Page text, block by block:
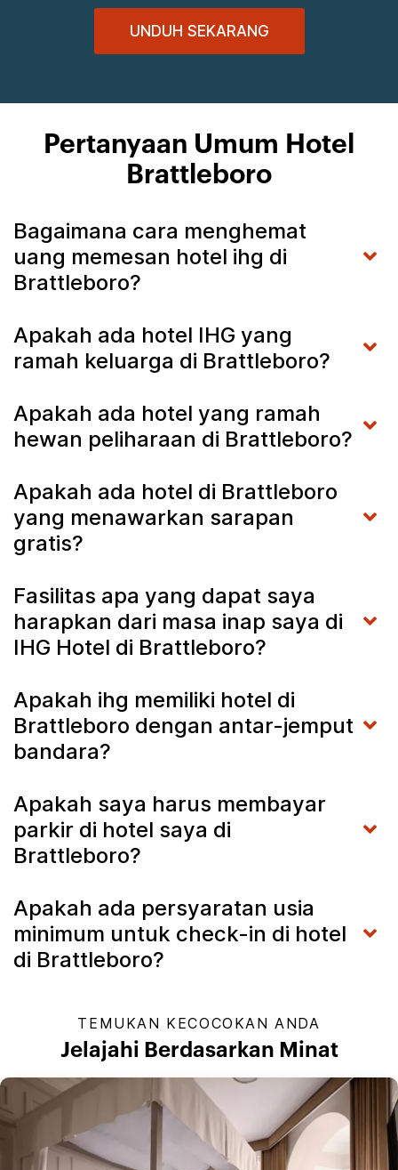
UNDUH SEKARANG
Pertanyaan Umum Hotel
Brattleboro
Bagaimana cara menghemat
uang memesan hotel ihg di
Brattleboro?
Apakah ada hotel IHG yang
ramah keluarga di Brattleboro?
Apakah ada hotel yang ramah
hewan peliharaan di Brattleboro?
Apakah ada hotel di Brattleboro
yang menawarkan sarapan
gratis?
Fasilitas apa yang dapat saya
harapkan dari masa inap saya di
IHG Hotel di Brattleboro?
Apakah ihg memiliki hotel di
Brattleboro dengan antar-jemput
bandara?
Apakah saya harus membayar
parkir di hotel saya di
Brattleboro?
Apakah ada persyaratan usia
minimum untuk check-in di hotel
di Brattleboro?
TEMUKAN KECOCOKAN ANDA
Jelajahi Berdasarkan Minat